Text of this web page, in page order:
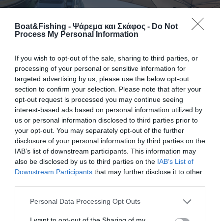
Boat&Fishing - Ψάρεμα και Σκάφος - Do Not
Process My Personal Information
If you wish to opt-out of the sale, sharing to third parties, or
processing of your personal or sensitive information for
targeted advertising by us, please use the below opt-out
section to confirm your selection. Please note that after your
opt-out request is processed you may continue seeing
interest-based ads based on personal information utilized by
us or personal information disclosed to third parties prior to
your opt-out. You may separately opt-out of the further
disclosure of your personal information by third parties on the
IAB’s list of downstream participants. This information may
also be disclosed by us to third parties on the IAB’s List of
Downstream Participants that may further disclose it to other
Personal Data Processing Opt Outs
EKTAKTO: Νέα κλοπή φουσκωτού από το
λιμάνι Σπετσών
Δυστυχώς, μέσα σε λίγο διάστημα δεύτερο φουσκωτό κάνει
«φτερά» από το λιμάνι των Σπετσών μέσα στον Αύγουστο.
Ήδη στα μέσα κοινωνικής δικτύωσης υπάρχει αναστάτωση
σχετικά με την ασφάλεια των σκαφών, αφού τις τελευταίες 3
εβδομάδες τρία φουσκωτά σκάφη έχουν κλαπεί, τα δύο στο
λιμάνι των Σπετσών. Πιο συγκεκριμένα, η δεύτερη κλοπή